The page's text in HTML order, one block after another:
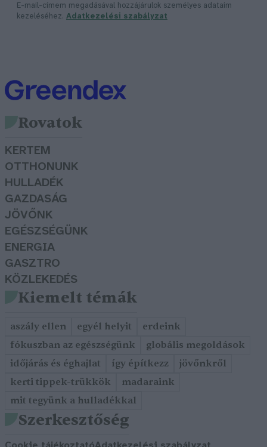
E-mail-címem megadásával hozzájárulok személyes adataim
kezeléséhez. Adatkezelési szabályzat
Rovatok
KERTEM
OTTHONUNK
HULLADÉK
GAZDASÁG
JÖVŐNK
EGÉSZSÉGÜNK
ENERGIA
GASZTRO
KÖZLEKEDÉS
Kiemelt témák
aszály ellen egyél helyit
erdeink
fókuszban az egészségünk
globális megoldások
időjárás és éghajlat
így építkezz
jövőnkről
kerti tippek-trükkök
madaraink
mit tegyünk a hulladékkal
Szerkesztőség